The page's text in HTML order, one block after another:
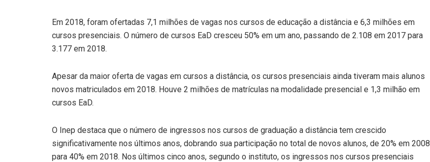
Em 2018, foram ofertadas 7,1 milhões de vagas nos cursos de educação a distância e 6,3 milhões em
cursos presenciais. O número de cursos EaD cresceu 50% em um ano, passando de 2.108 em 2017 para
3.177 em 2018.
Apesar da maior oferta de vagas em cursos a distância, os cursos presenciais ainda tiveram mais alunos
novos matriculados em 2018. Houve 2 milhões de matrículas na modalidade presencial e 1,3 milhão em
cursos EaD.
O Inep destaca que o número de ingressos nos cursos de graduação a distância tem crescido
significativamente nos últimos anos, dobrando sua participação no total de novos alunos, de 20% em 2008
para 40% em 2018. Nos últimos cinco anos, segundo o instituto, os ingressos nos cursos presenciais